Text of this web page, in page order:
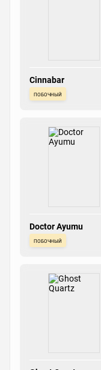
Cinnabar
побочный
Doctor Ayumu
побочный